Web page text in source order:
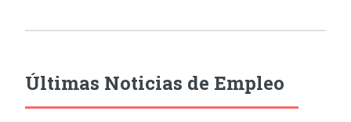
Últimas Noticias de Empleo